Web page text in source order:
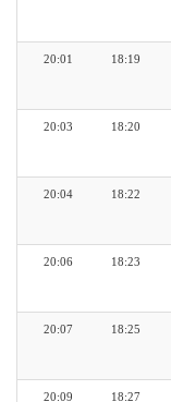
18:19
20:01
18:20
20:03
18:22
20:04
18:23
20:06
18:25
20:07
18:27
20:09